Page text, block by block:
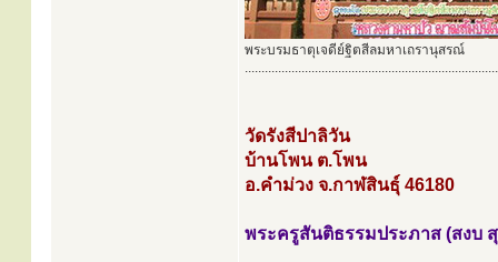
พระบรมธาตุเจดีย์ฐิตสีลมหาเถรานุสรณ์
............................................................................
วัดรังสีปาลิวัน
บ้านโพน ต.โพน
อ.คำม่วง จ.กาฬสินธุ์ 46180
พระครูสันติธรรมประภาส (สงบ